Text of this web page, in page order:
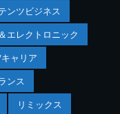
ンツビジネス
エレクトロニック
ャリア
ンス
リミックス